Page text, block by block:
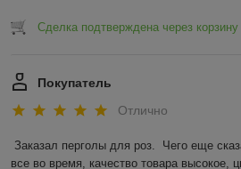
Сделка подтверждена через корзину
Покупатель
Отлично
Заказал перголы для роз.  Чего еще
все во время, качество товара высокое,